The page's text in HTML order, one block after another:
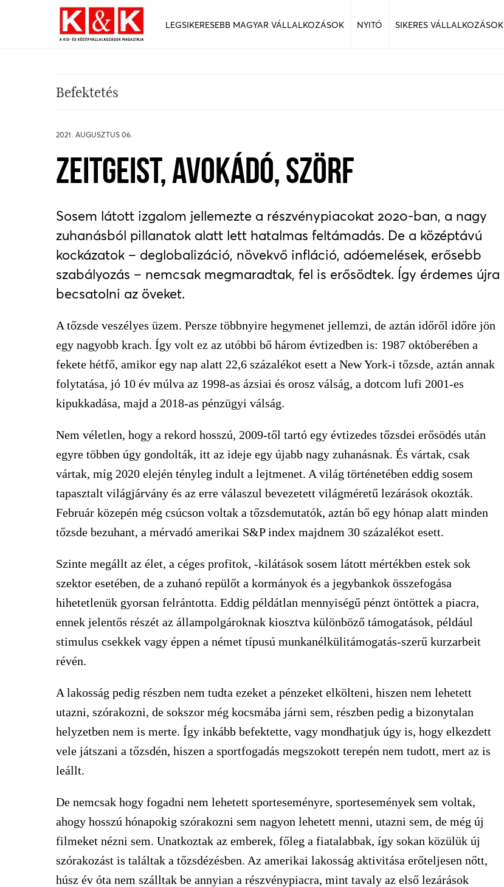
LEGSIKERESEBB MAGYAR VÁLLALKOZÁSOK NYITÓ SIKERES VÁLLALKOZÁSOK
Befektetés
2021. AUGUSZTUS 06.
ZEITGEIST, AVOKÁDÓ, SZÖRF
Sosem látott izgalom jellemezte a részvénypiacokat 2020-ban, a nagy
zuhanásból pillanatok alatt lett hatalmas feltámadás. De a középtávú
kockázatok – deglobalizáció, növekvő infláció, adóemelések, erősebb
szabályozás – nemcsak megmaradtak, fel is erősödtek. Így érdemes újra
becsatolni az öveket.
A tőzsde veszélyes üzem. Persze többnyire hegymenet jellemzi, de aztán időről időre jön
egy nagyobb krach. Így volt ez az utóbbi bő három évtizedben is: 1987 októberében a
fekete hétfő, amikor egy nap alatt 22,6 százalékot esett a New York-i tőzsde, aztán annak
folytatása, jó 10 év múlva az 1998-as ázsiai és orosz válság, a dotcom lufi 2001-es
kipukkadása, majd a 2018-as pénzügyi válság.
Nem véletlen, hogy a rekord hosszú, 2009-től tartó egy évtizedes tőzsdei erősödés után
egyre többen úgy gondolták, itt az ideje egy újabb nagy zuhanásnak. És vártak, csak
vártak, míg 2020 elején tényleg indult a lejtmenet. A világ történetében eddig sosem
tapasztalt világjárvány és az erre válaszul bevezetett világméretű lezárások okozták.
Február közepén még csúcson voltak a tőzsdemutatók, aztán bő egy hónap alatt minden
tőzsde bezuhant, a mérvadó amerikai S&P index majdnem 30 százalékot esett.
Szinte megállt az élet, a céges profitok, -kilátások sosem látott mértékben estek sok
szektor esetében, de a zuhanó repülőt a kormányok és a jegybankok összefogása
hihetetlenük gyorsan felrántotta. Eddig példátlan mennyiségű pénzt öntöttek a piacra,
ennek jelentős részét az állampolgároknak kiosztva különböző támogatások, például
stimulus csekkek vagy éppen a német típusú munkanélkülitámogatás-szerű kurzarbeit
révén.
A lakosság pedig részben nem tudta ezeket a pénzeket elkölteni, hiszen nem lehetett
utazni, szórakozni, de sokszor még kocsmába járni sem, részben pedig a bizonytalan
helyzetben nem is merte. Így inkább befektette, vagy mondhatjuk úgy is, hogy elkezdett
vele játszani a tőzsdén, hiszen a sportfogadás megszokott terepén nem tudott, mert az is
leállt.
De nemcsak hogy fogadni nem lehetett sporteseményre, sportesemények sem voltak,
ahogy hosszú hónapokig szórakozni sem nagyon lehetett menni, utazni sem, de még új
filmeket nézni sem. Unatkoztak az emberek, főleg a fiatalabbak, így sokan közülük új
szórakozást is találtak a tőzsdézésben. Az amerikai lakosság aktivitása erőteljesen nőtt,
húsz év óta nem szálltak be annyian a részvénypiacra, mint tavaly az első lezárások